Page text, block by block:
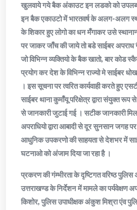
खुलवाये गये बैक अंकाउट इन लडको को उपलब्ध
इन बैक एकाउटो में भारतवर्ष के अलग-अलग
के शिकार हुए लोगो का धन मँगाकर उसे
पर जाकर जाँच की जाये तो बडे साईबर
जो विभिन्न व्यक्तियो के बैक खातो, बार कोड
प्रयोग कर देश के विभिन्न राज्यो मे साईबर
। इस सूचना पर त्वरित कार्यवाही करते हुए
साईबर थाना कुमाँयू परिक्षेत्र द्वारा संयुक्त
से जानकारी जुटाई गई । सटीक जानकारी
अपराधियो द्वारा आबादी से दूर सुनसान जगह
आधुनिक उपकरणो की साहयता से देशभर में
घटनाओ को अंजाम दिया जा रहा है ।
प्रकरण की गंम्भीरता के दृष्टिगत वरिष्ठ
उत्तराखण्ड के निर्देशन में मामले का पर्यवेक्षण
किशोर, पुलिस उपाधीक्षक अंकुश मिश्रा एंव